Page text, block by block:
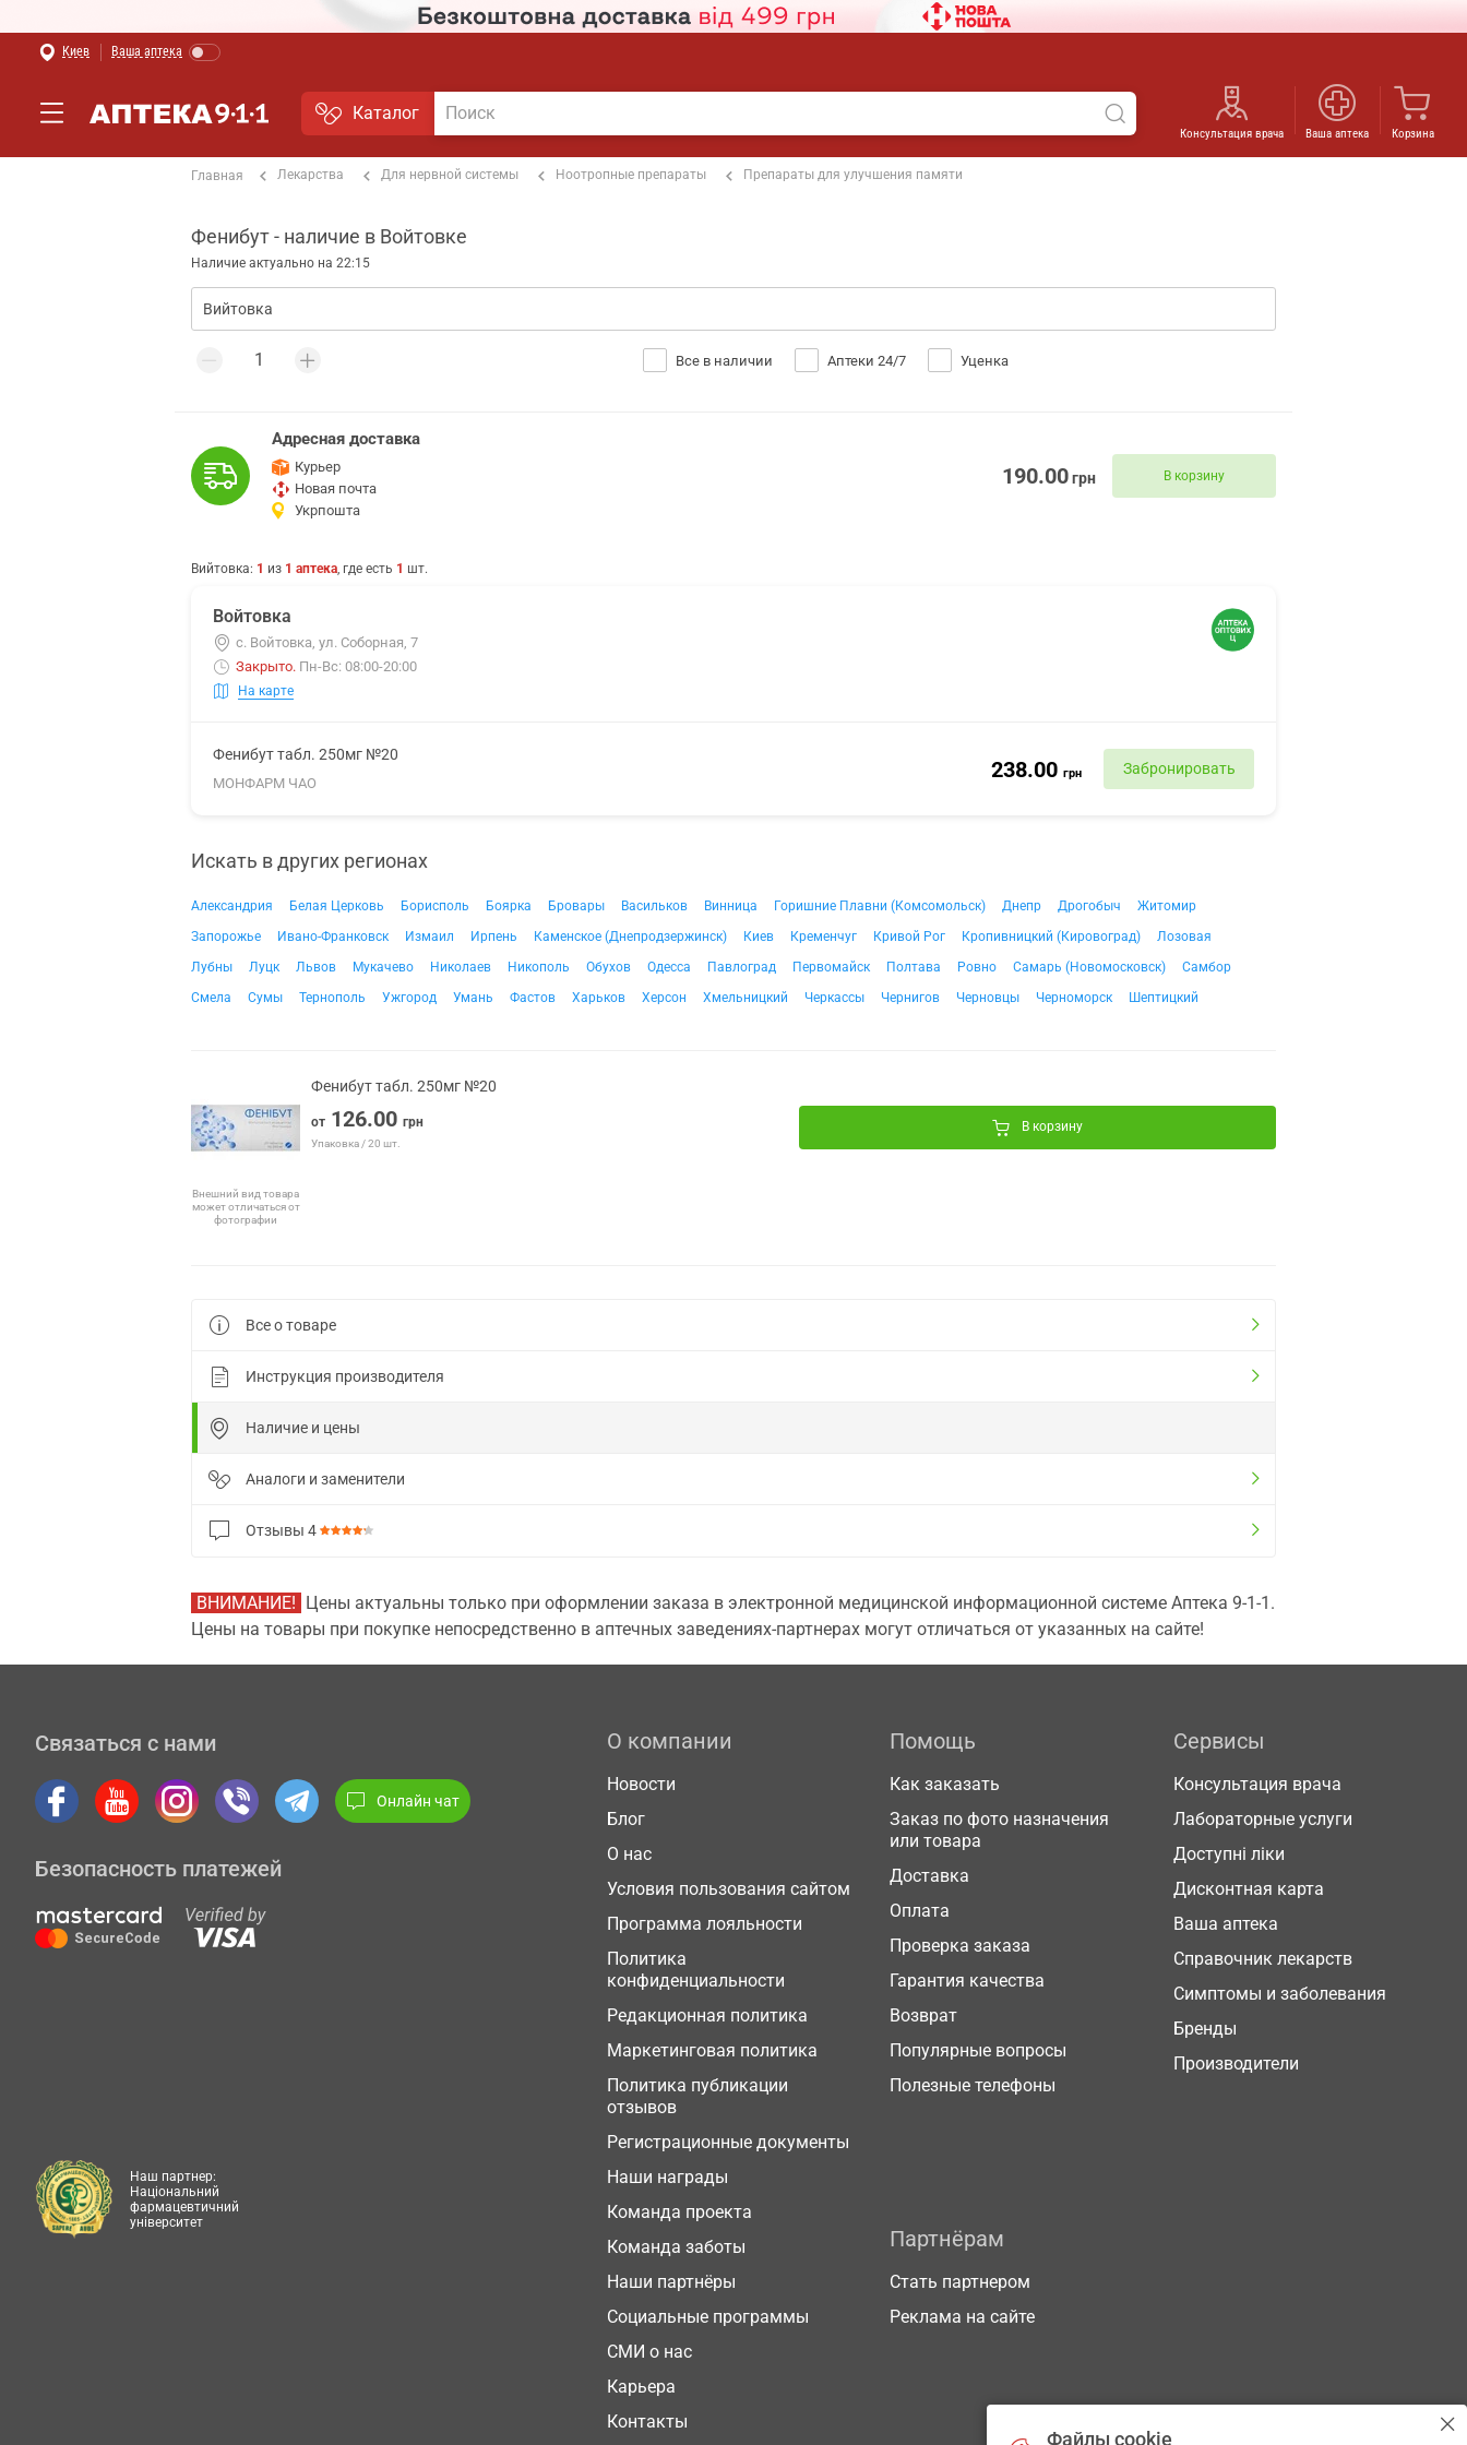
Киев Ваша аптека
Каталог
Консультация врача Ваша аптека Корзина
Главная Лекарства Для нервной системы Ноотропные препараты Препараты для улучшения памяти
Фенибут - наличие в Войтовке
Наличие актуально на 22:15
Все в наличии Аптеки 24/7 Уценка
Адресная доставка
Курьер
Новая почта
Укрпошта
190.00грн В корзину
Вийтовка: 1 из 1 аптека, где есть 1 шт.
Войтовка
с. Войтовка, ул. Соборная, 7
Закрыто. Пн-Вс: 08:00-20:00
На карте
Фенибут табл. 250мг №20
МОНФАРМ ЧАО
238.00 грн Забронировать
Искать в других регионах
Александрия Белая Церковь Борисполь Боярка Бровары Васильков Винница Горишние Плавни (Комсомольск) Днепр Дрогобыч
Житомир
Запорожье
Ивано-Франковск Измаил Ирпень Каменское (Днепродзержинск) Киев Кременчуг Кривой Рог Кропивницкий (Кировоград)
Лозовая
Лубны
Луцк Львов Мукачево Николаев Никополь Обухов Одесса Павлоград Первомайск Полтава Ровно Самарь (Новомосковск)
Самбор
Смела
Сумы Тернополь Ужгород Умань Фастов Харьков Херсон Хмельницкий Черкассы Чернигов Черновцы Черноморск Шептицкий
Внешний вид товара
может отличаться от
фотографии
Фенибут табл. 250мг №20
от 126.00 грн
Упаковка / 20 шт.
В корзину
Все о товаре
Инструкция производителя
Наличие и цены
Аналоги и заменители
Отзывы 4
ВНИМАНИЕ! Цены актуальны только при оформлении заказа в электронной медицинской информационной системе Аптека 9-1-1.
Цены на товары при покупке непосредственно в аптечных заведениях-партнерах могут отличаться от указанных на сайте!
Связаться с нами
Онлайн чат
Безопасность платежей
О компании
Новости
Блог
О нас
Условия пользования сайтом
Программа лояльности
Политика
конфиденциальности
Редакционная политика
Маркетинговая политика
Политика публикации
отзывов
Регистрационные документы
Наши награды
Команда проекта
Команда заботы
Наши партнёры
Социальные программы
СМИ о нас
Карьера
Контакты
Помощь
Как заказать
Заказ по фото назначения
или товара
Доставка
Оплата
Проверка заказа
Гарантия качества
Возврат
Популярные вопросы
Полезные телефоны
Сервисы
Консультация врача
Лабораторные услуги
Доступні ліки
Дисконтная карта
Ваша аптека
Справочник лекарств
Симптомы и заболевания
Бренды
Производители
Партнёрам
Стать партнером
Реклама на сайте
Наш партнер:
Національний
фармацевтичний
університет
Файлы cookie